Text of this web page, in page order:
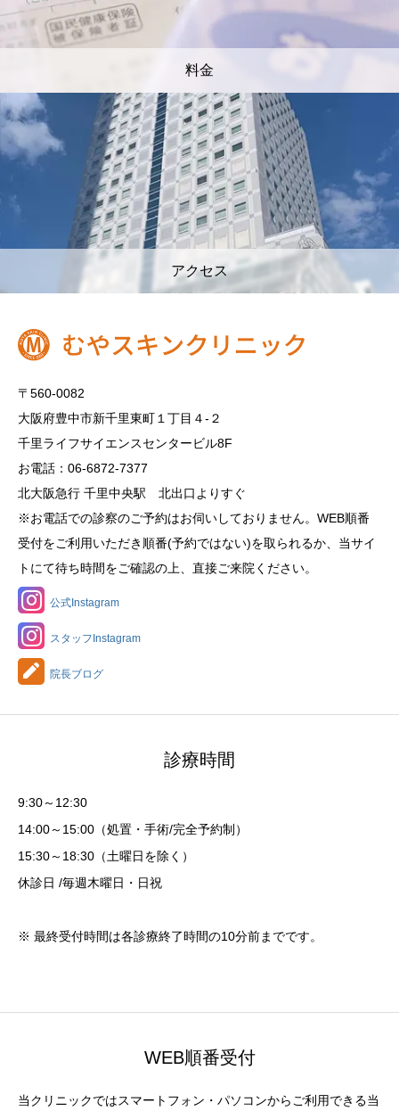
料金
アクセス
〒560-0082
大阪府豊中市新千里東町１丁目４‐２
千里ライフサイエンスセンタービル8F
お電話：06-6872-7377
北大阪急行 千里中央駅 北出口よりすぐ
※お電話での診察のご予約はお伺いしておりません。WEB順番
受付をご利用いただき順番(予約ではない)を取られるか、当サイ
トにて待ち時間をご確認の上、直接ご来院ください。
公式Instagram
スタッフInstagram
院長ブログ
診療時間
9:30～12:30
14:00～15:00（処置・手術/完全予約制）
15:30～18:30（土曜日を除く）
休診日 /毎週木曜日・日祝
※ 最終受付時間は各診療終了時間の10分前までです。
WEB順番受付
当クリニックではスマートフォン・パソコンからご利用できる当